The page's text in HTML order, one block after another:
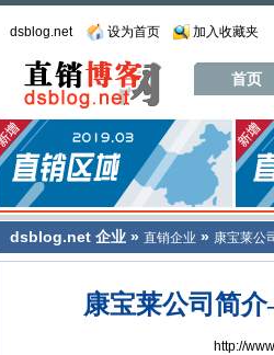
dsblog.net 设为首页 加入收藏夹
首页
dsblog.net 企业 » 直销企业 » 康宝莱公
康宝莱公司简
http://